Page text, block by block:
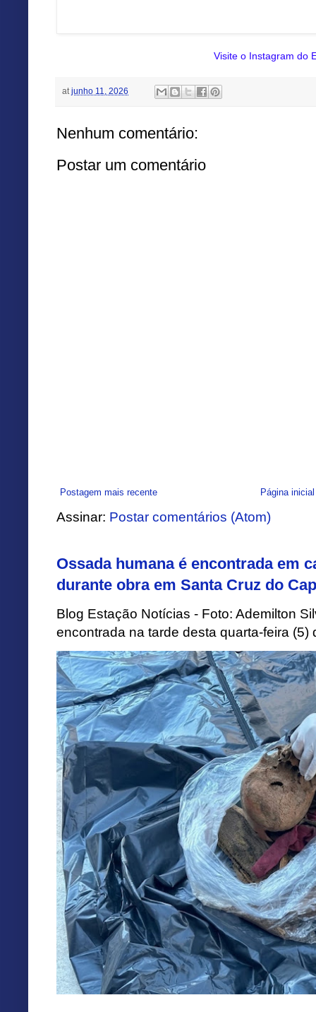
Visite o Instagram do
at junho 11, 2026
Nenhum comentário:
Postar um comentário
Postagem mais recente Página inicial
Assinar: Postar comentários (Atom)
Ossada humana é encontrada em
durante obra em Santa Cruz do
Blog Estação Notícias - Foto: Ademilton
encontrada na tarde desta quarta-feira (5)